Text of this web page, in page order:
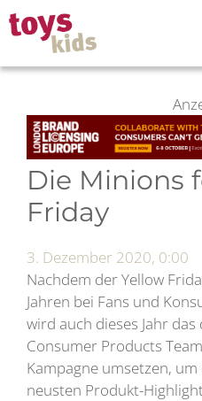
Zum
Inhalt
springen
Die Minions
Friday
3. Dezember 2020, 0:00
Nachdem der Yellow
Jahren bei Fans und
wird auch dieses Jahr
Consumer Products
Kampagne umsetzen,
neusten Produkt-